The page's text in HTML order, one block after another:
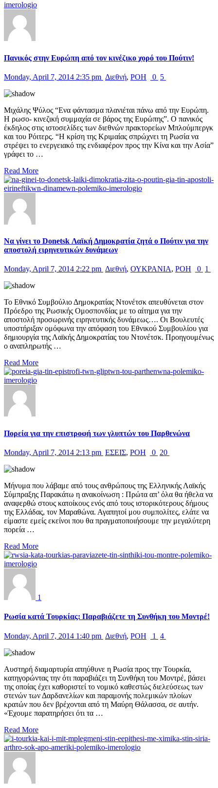
Πανικός στην Ευρώπη από τον κινέζικο χορό του Πούτιν!
Monday, April 7, 2014 2:35 pm Διεθνή, ΡΟΗ 0 5
Μιχάλης Ψύλος “Ενα φάντασμα πλανιέται πάνω από την Ευρώπη.
Η ρωσο- κινεζική συμμαχία σε βάρος της Ευρώπης”. Ο πανικός
έκδηλος στις ιστοσελίδες των διεθνών πρακτορείων Μπλούμπεργκ
και του Ρόιτερς. “Η κρίση της Κριμαίας σπρώχνει τη Ρωσία να
στρέψει το ενεργειακό της ενδιαφέρον προς την Κίνα και την Ασία”
γράφει το …
Read More
Να γίνει το Donetsk Λαϊκή Δημοκρατία ζητά ο Πούτιν για την
αποστολή ειρηνευτικών δυνάμεων
Monday, April 7, 2014 2:22 pm Διεθνή, ΟΥΚΡΑΝΙΑ, ΡΟΗ 0 1
Το Εθνικό Συμβούλιο Δημοκρατίας Ντονέτσκ απευθύνεται στον
Πρόεδρο της Ρωσικής Ομοσπονδίας με το αίτημα για την
αποστολή προσωρινής ειρηνευτικής δυνάμεως…. Οι Βουλευτές
υποστήριξαν ομόφωνα την απόφαση του Εθνικού Συμβουλίου για
δημιουργία της Λαϊκής Δημοκρατίας του Ντονέτσκ. Προηγουμένως
ο αναπληρωτής …
Read More
Πορεία για την επιστροφή των γλυπτών του Παρθενώνα
Monday, April 7, 2014 2:13 pm ΕΣΕΙΣ, ΡΟΗ 0 20
Μήνυμα που λάβαμε από τους ανθρώπους της Ελληνικής Λαϊκής
Σύμπραξης Παρακάτω η ανακοίνωση : Πρώτα απ’ όλα θα ήθελα να
αναφερθώ στους κατοίκους ενός από τους ιστορικότερους δήμους
της Ελλάδας, τον Μαραθώνα. Αγαπητοί μου συμπολίτες, ελάτε να
είμαστε εμείς εκείνοι που θα πραγματοποιήσουμε την μεγαλύτερη
πορεία …
Read More
1
Ρωσία κατά Τουρκίας: Παραβιάζετε τη Συνθήκη του Μοντρέ!
Monday, April 7, 2014 1:40 pm Διεθνή, ΡΟΗ 1 4
Αυστηρή διαμαρτυρία απηύθυνε η Ρωσία προς την Τουρκία,
κατηγορώντας την ότι παραβιάζει τη Συνθήκη του Μοντρέ, βάσει
της οποίας έχει καθοριστεί το νομικό καθεστώς διελεύσεως των
στενών των Δαρδανελίων και παραμονής πολεμικών πλοίων
κρατών που δεν βρέχονται από τη Μαύρη Θάλασσα, σε αυτήν.
«Έχουμε παρατηρήσει ότι τα …
Read More